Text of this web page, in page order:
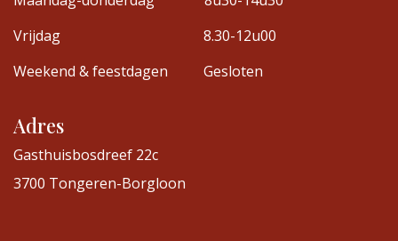
Vrijdag
8.30-12u00
Weekend & feestdagen
Gesloten
Adres
Gasthuisbosdreef 22c
3700 Tongeren-Borgloon